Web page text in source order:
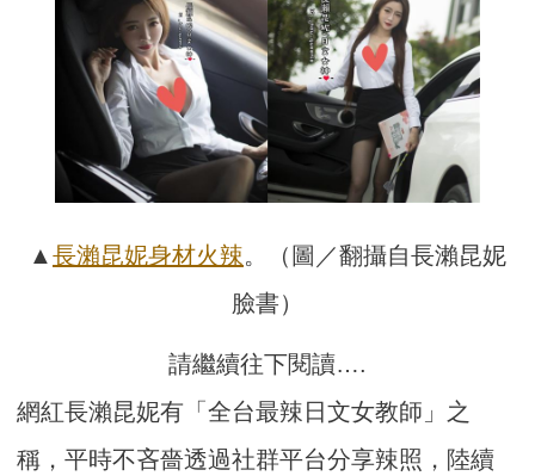
▲長瀨昆妮身材火辣。（圖／翻攝自長瀨昆妮
臉書）
請繼續往下閱讀….
網紅長瀨昆妮有「全台最辣日文女教師」之
稱，平時不吝嗇透過社群平台分享辣照，陸續